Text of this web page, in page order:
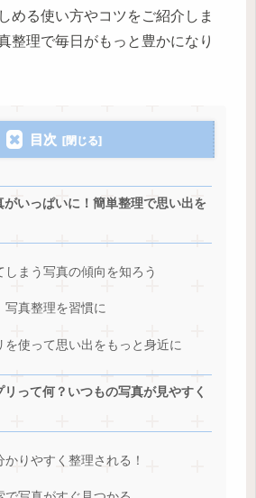
める使い方やコツをご紹介しま
整理で毎日がもっと豊かになり
目次
がいっぱいに！簡単整理で思い出を
しまう写真の傾向を知ろう
写真整理を習慣に
を使って思い出をもっと身近に
リって何？いつもの写真が見やすく
りやすく整理される！